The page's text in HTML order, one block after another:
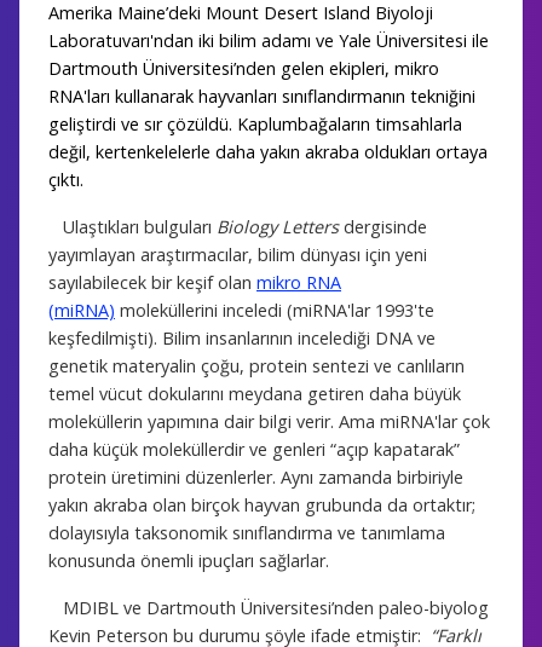
Amerika Maine’deki Mount Desert Island Biyoloji
Laboratuvarı'ndan iki bilim adamı ve Yale Üniversitesi ile
Dartmouth Üniversitesi’nden gelen ekipleri, mikro
RNA'ları kullanarak hayvanları sınıflandırmanın tekniğini
geliştirdi ve sır çözüldü. Kaplumbağaların timsahlarla
değil, kertenkelelerle daha yakın akraba oldukları ortaya
çıktı.
Ulaştıkları bulguları Biology Lettersdergisinde
yayımlayan araştırmacılar, bilim dünyası için yeni
sayılabilecek bir keşif olan mikro RNA
(miRNA) moleküllerini inceledi (miRNA'lar 1993'te
keşfedilmişti). Bilim insanlarının incelediği DNA ve
genetik materyalin çoğu, protein sentezi ve canlıların
temel vücut dokularını meydana getiren daha büyük
moleküllerin yapımına dair bilgi verir. Ama miRNA'lar çok
daha küçük moleküllerdir ve genleri “açıp kapatarak”
protein üretimini düzenlerler. Aynı zamanda birbiriyle
yakın akraba olan birçok hayvan grubunda da ortaktır;
dolayısıyla taksonomik sınıflandırma ve tanımlama
konusunda önemli ipuçları sağlarlar.
MDIBL ve Dartmouth Üniversitesi’nden paleo-biyolog
Kevin Peterson bu durumu şöyle ifade etmiştir: “Farklı